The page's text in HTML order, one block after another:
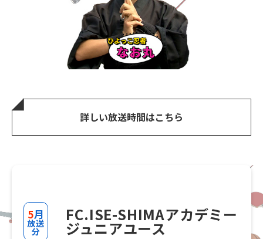
詳しい放送時間はこちら
5月
放送
分
FC.ISE-SHIMAアカデミー
ジュニアユース